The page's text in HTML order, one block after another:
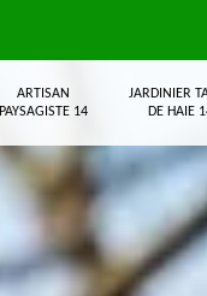
ARTISAN
PAYSAGISTE 14
JARDINIER
DE HAIE